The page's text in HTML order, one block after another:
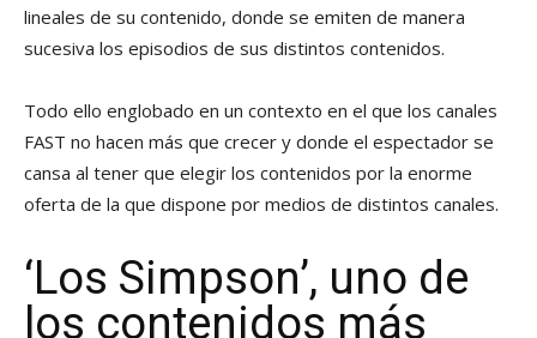
lineales de su contenido, donde se emiten de manera
sucesiva los episodios de sus distintos contenidos.
Todo ello englobado en un contexto en el que los canales
FAST no hacen más que crecer y donde el espectador se
cansa al tener que elegir los contenidos por la enorme
oferta de la que dispone por medios de distintos canales.
‘Los Simpson’, uno de
los contenidos más